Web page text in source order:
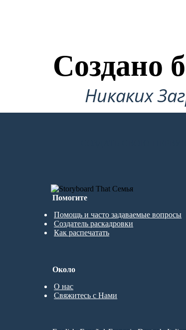
Создано
Никаких
Помогите
Помощь и часто задаваемые вопросы
Создатель раскадровки
Как распечатать
Около
О нас
Свяжитесь с Нами